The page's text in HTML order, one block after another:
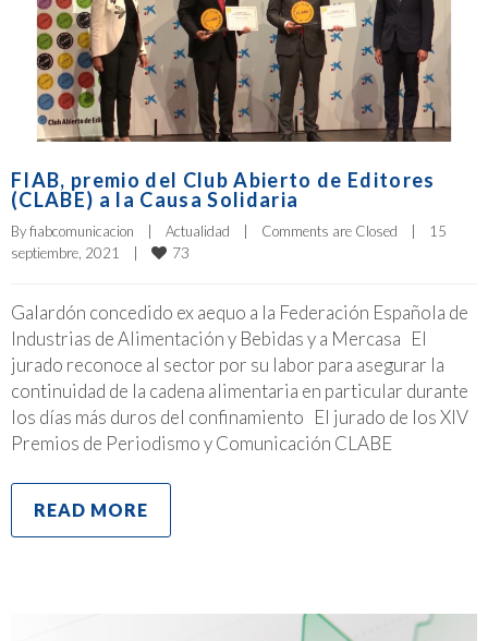
FIAB, premio del Club Abierto de Editores
(CLABE) a la Causa Solidaria
By fiabcomunicacion Actualidad Comments are Closed
15
septiembre, 2021
73
Galardón concedido ex aequo a la Federación Española de
Industrias de Alimentación y Bebidas y a Mercasa El
jurado reconoce al sector por su labor para asegurar la
continuidad de la cadena alimentaria en particular durante
los días más duros del confinamiento El jurado de los XIV
Premios de Periodismo y Comunicación CLABE
READ MORE